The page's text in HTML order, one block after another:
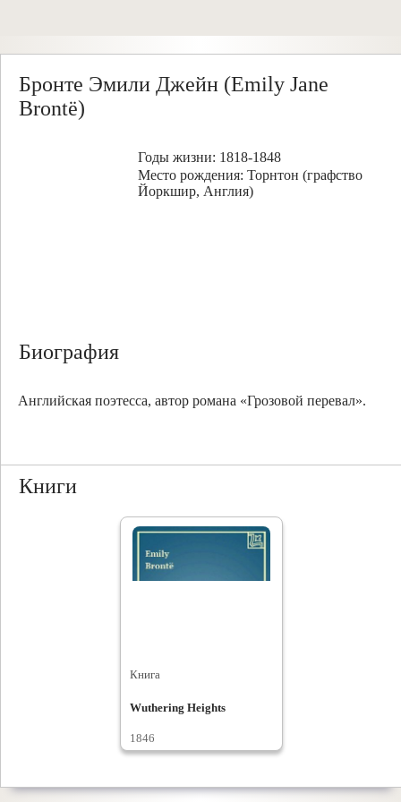
Бронте Эмили Джейн (Emily Jane
Brontë)
Годы жизни: 1818-1848
Место рождения: Торнтон (графство
Йоркшир, Англия)
Биография
Английская поэтесса, автор романа «Грозовой перевал».
Книги
Книга
Wuthering Heights
1846